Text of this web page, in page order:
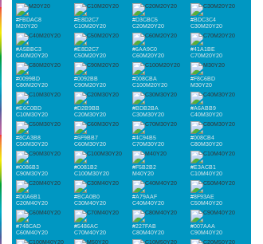
#FBDAC8
M20Y20
#E8D2C7
C10M20Y20
#D3CBC5
C20M20Y20
#BDC3C4
C30M20Y20
#A5BBC3
C40M20Y20
#E8D2C7
C50M20Y20
#6AA9C0
C60M20Y20
#41A1BE
C70M20Y20
#0099BD
C80M20Y20
#0092BB
C90M20Y20
#008CBA
C100M20Y20
#F8C6BD
M30Y20
#E6C0BD
C10M30Y20
#D2B9BB
C20M30Y20
#BDB2BA
C30M30Y20
#A6ABB9
C40M30Y20
#8CA3B8
C50M30Y20
#6F9BB7
C60M30Y20
#4C94B5
C70M30Y20
#008CB4
C80M30Y20
#0086B3
C90M30Y20
#0081B2
C100M30Y20
#F5B2B2
M40Y20
#E3ACB1
C10M40Y20
#D0A6B1
C20M40Y20
#BCA0B0
C30M40Y20
#A79AAF
C40M40Y20
#8F93AE
C50M40Y20
#748CAD
C60M40Y20
#5486AC
C70M40Y20
#227FAB
C80M40Y20
#007AAA
C90M40Y20